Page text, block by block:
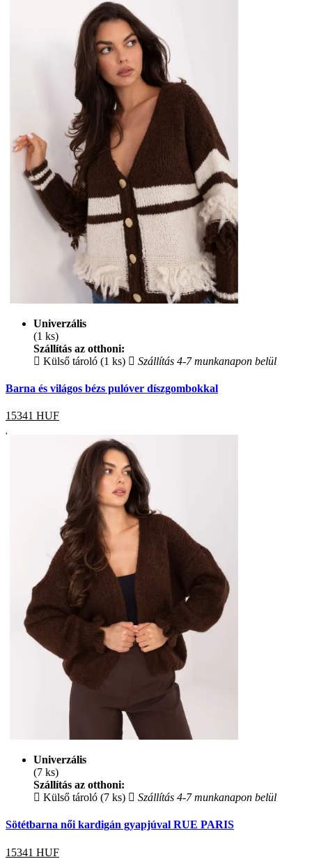
Univerzális
(1 ks)
Szállítás az otthoni:
Külső tároló (1 ks)
Szállítás 4-7 munkanapon belül
Barna és világos bézs pulóver díszgombokkal
15341 HUF
Univerzális
(7 ks)
Szállítás az otthoni:
Külső tároló (7 ks)
Szállítás 4-7 munkanapon belül
Sötétbarna női kardigán gyapjúval RUE PARIS
15341 HUF